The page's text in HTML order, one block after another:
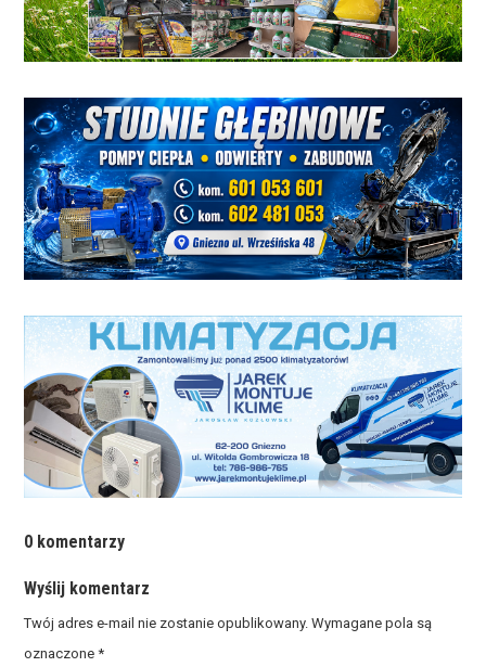
0 komentarzy
Wyślij komentarz
Twój adres e-mail nie zostanie opublikowany. Wymagane pola są
oznaczone*